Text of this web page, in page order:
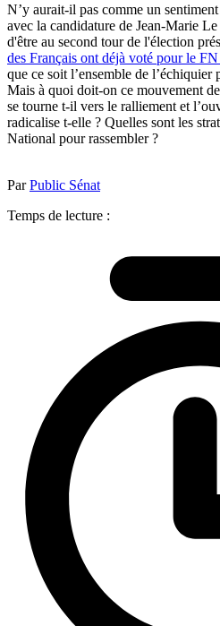
N’y aurait-il pas comme un
avec la candidature de Jean-Marie
d'être au second tour de l'élection
des Français ont déjà voté pour le
que ce soit l’ensemble de
Mais à quoi doit-on ce mouvement
se tourne t-il vers le ralliement et
radicalise t-elle ? Quelles sont les
National pour rassembler ?
ParPublic Sénat
Temps de lecture :